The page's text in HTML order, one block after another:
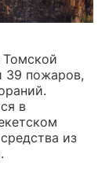
39 пожаров,
в
из